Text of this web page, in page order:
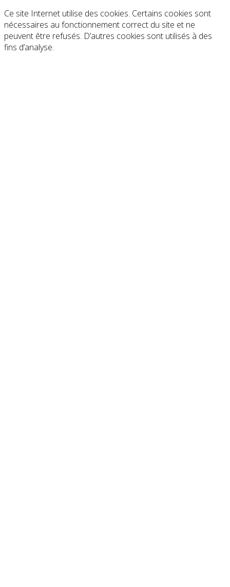
Ce site Internet utilise des cookies. Certains cookies sont
nécessaires au fonctionnement correct du site et ne
peuvent être refusés. D’autres cookies sont utilisés à des
fins d’analyse.